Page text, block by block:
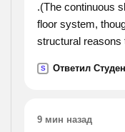
.(The continuous
floor system,
structural reasons
reinforced-
provided by a
S Ответил
9 мин назад